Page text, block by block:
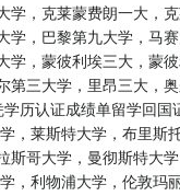
学，克莱蒙费朗一大，
学，巴黎第九大学，马
学，蒙彼利埃三大，蒙
第三大学，里昂三大，
历认证成绩单留学回
，莱斯特大学，布里
斯哥大学，曼彻斯特大
，利物浦大学，伦敦